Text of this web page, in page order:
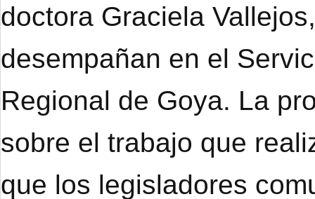
doctora Graciela
desempañan en el
Regional de Goya. La
sobre el trabajo que
que los legisladores